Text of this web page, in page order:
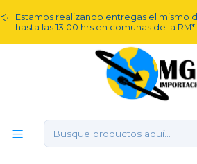
Estamos realizando entregas el mismo
hasta las 13:00 hrs en comunas de la RM*